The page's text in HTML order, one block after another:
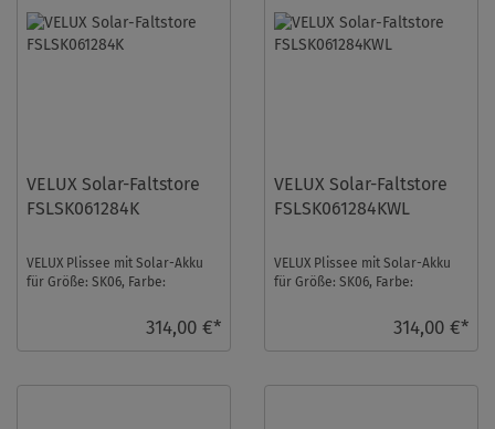
VELUX Solar-Faltstore
FSLSK061284K
VELUX Plissee mit Solar-Akku
für Größe: SK06, Farbe:
transparent, io-hom ...314,00 €*
VELUX Solar-Faltstore
FSLSK061284KWL
VELUX Plissee mit Solar-Akku
für Größe: SK06, Farbe:
314,00 €*